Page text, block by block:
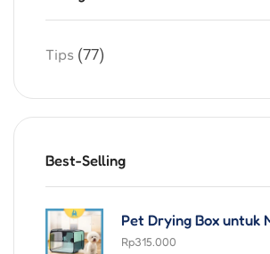
Tips (77)
Best-Selling
Rp315.000